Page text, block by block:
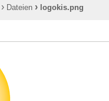
› Dateien › logokis.png